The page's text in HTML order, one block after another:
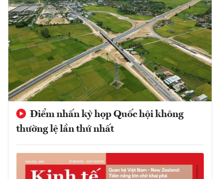
Điểm nhấn kỳ họp Quốc hội không
thường lệ lần thứ nhất